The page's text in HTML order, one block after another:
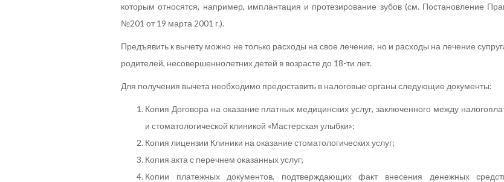
которым относятся, например, имплантация и протезирование зубов (см. Постановление
№201 от 19 марта 2001 г.).
Предъявить к вычету можно не только расходы на свое лечение, но и расходы на лечение
родителей, несовершеннолетних детей в возрасте до 18-ти лет.
Для получения вычета необходимо предоставить в налоговые органы следующие документы:
Копия Договора на оказание платных медицинских услуг, заключенного между
и стоматологической клиникой «Мастерская улыбки»;
Копия лицензии Клиники на оказание стоматологических услуг;
Копия акта с перечнем оказанных услуг;
Копии платежных документов, подтверждающих факт внесения денежных